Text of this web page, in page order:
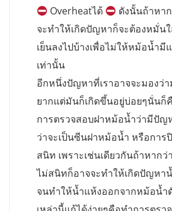
Overheatได้
ดังนั้นถ้าหา
จะทำให้เกิดปัญหาก็จะต้องหมั่น
เย็นลงไปบ้างเพื่อไม่ให้หม้อน้ำมี
เท่านั้น
อีกหนึ่งปัญหาที่เราอาจจะมองว่
ยากแต่มันก็เกิดขึ้นอยู่บ่อยๆนั่นก็
การตรวจสอบฝาหม้อน้ำว่ามีปัญ
ว่าจะเป็นซีนฝาหม้อน้ำ หรือการ
สนิท เพราะเช่นเดียวกันถ้าหาก
ไม่สนิทก็อาจจะทำให้เกิดปัญหา
จนทำให้น้ำแห้งออกจากหม้อน้